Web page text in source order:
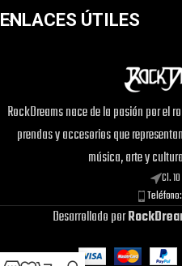
ENLACES ÚTILES
RockDreams nace de la pasión por el
prendas y accesorios que
música, arte y
Cl.
Desarrollado por